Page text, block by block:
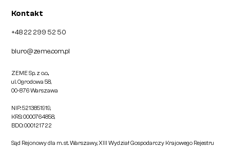
Kontakt
+48 22 299 52 50
biuro@zeme.com.pl
ZEME Sp. z o.o.,
ul. Ogrodowa 58,
00-876 Warszawa
NIP: 5213851919,
KRS: 0000764858,
BDO: 000121722
Sąd Rejonowy dla m. st. Warszawy, XIII Wydział Gospodarczy Krajowego Rejestru